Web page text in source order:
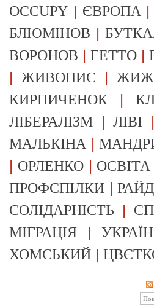
OCCUPY | ЄВРОПА |
БЛЮМІНОВ |
ВОРОНОВ |ГЕТТО |
|ЖИВОПИС |
КИРПИЧЕНОК |
ЛІБЕРАЛІЗМ |ЛІВІ
МАЛЬКІНА |
| ОРЛЕНКО| ОСВІТА
ПРОФСПІЛКИ |
СОЛІДАРНІСТЬ |
МІГРАЦІЯ |
ХОМСЬКИЙ |